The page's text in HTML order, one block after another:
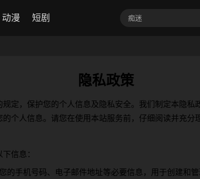
动漫 短剧
隐私政策
定，保护您的个人信息及隐私安全。我们制定本隐私
个人信息。请您在使用本站服务前，仔细阅读并充分
信息：
的手机号码、电子邮件地址等必要信息，用于创建和管